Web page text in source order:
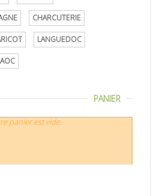
CHARCUTERIE
LANGUEDOC
AOC
PANIER
panier est vide.